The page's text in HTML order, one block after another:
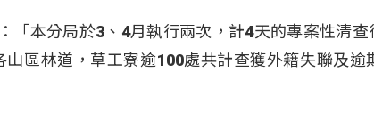
「本分局於3、4月執行兩次，計4天的專案性清查
區林道，草工寮逾100處共計查獲外籍失聯及逾